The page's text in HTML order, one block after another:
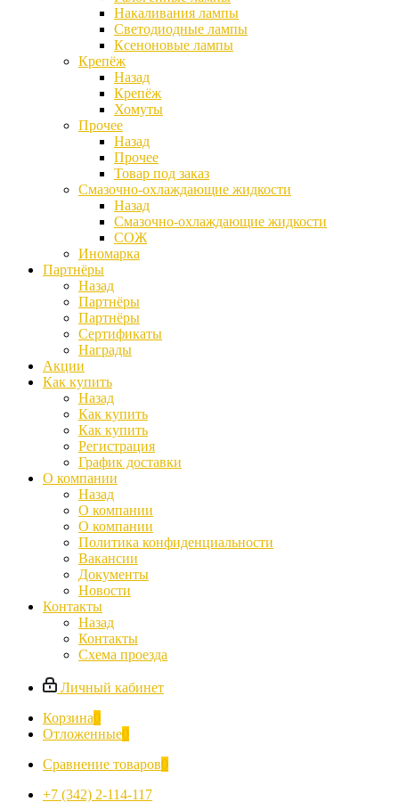
Накаливания лампы
Светодиодные лампы
Ксеноновые лампы
Крепёж
Назад
Крепёж
Хомуты
Прочее
Назад
Прочее
Товар под заказ
Смазочно-охлаждающие жидкости
Назад
Смазочно-охлаждающие жидкости
СОЖ
Иномарка
Партнёры
Назад
Партнёры
Партнёры
Сертификаты
Награды
Акции
Как купить
Назад
Как купить
Как купить
Регистрация
График доставки
О компании
Назад
О компании
О компании
Политика конфиденциальности
Вакансии
Документы
Новости
Контакты
Назад
Контакты
Схема проезда
Личный кабинет
Корзина0
Отложенные0
Сравнение товаров0
+7 (342) 2-114-117